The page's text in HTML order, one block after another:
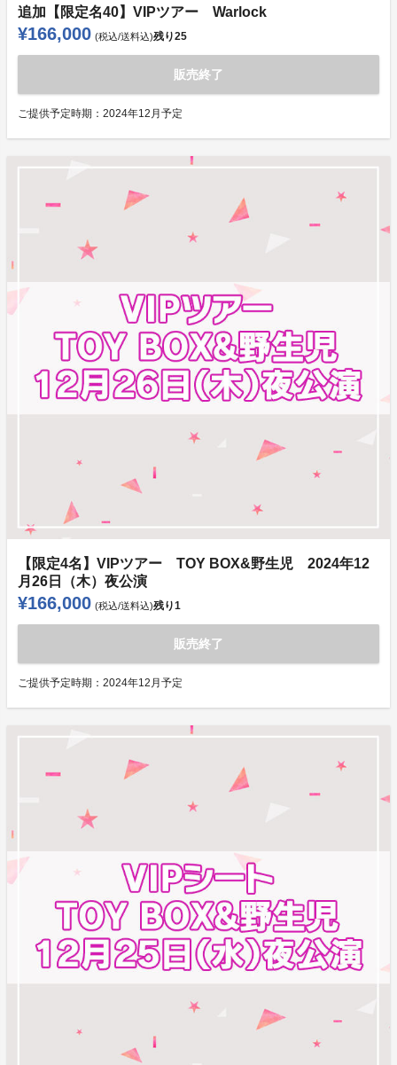
追加【限定名40】VIPツアー Warlock
¥166,000 (税込/送料込)残り25
販売終了
ご提供予定時期： 2024年12月予定
【限定4名】VIPツアー TOY BOX&野生児 2024年12
月26日（木）夜公演
¥166,000 (税込/送料込)残り1
販売終了
ご提供予定時期： 2024年12月予定